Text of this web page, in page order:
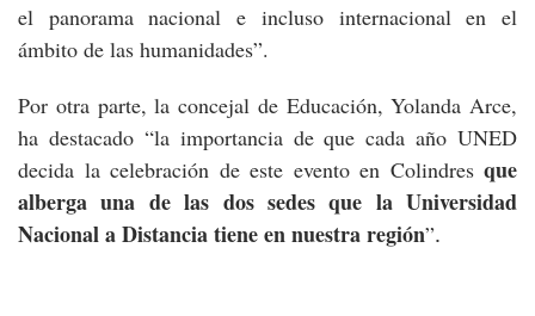
el panorama nacional e incluso internacional en el
ámbito de las humanidades”.
Por otra parte, la concejal de Educación, Yolanda Arce,
ha destacado “la importancia de que cada año UNED
decida la celebración de este evento en Colindres que
alberga una de las dos sedes que la Universidad
Nacional a Distancia tiene en nuestra región”.